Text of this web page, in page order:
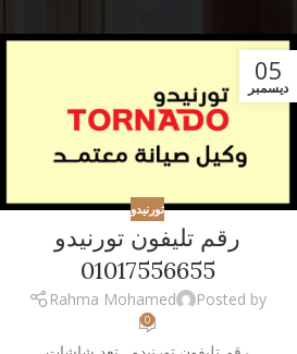
05
ديسمبر
تورنيدو
رقم تليفون تورنيدو
01017556655
Posted by
Rahma Mohamed
0